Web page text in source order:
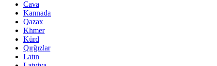
Cava
Kannada
Qazax
Khmer
Kürd
Qırğızlar
Latın